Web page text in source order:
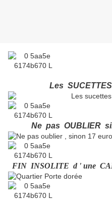
Les
Ne pas OUBLIER
FIN INSOLITE d ' une